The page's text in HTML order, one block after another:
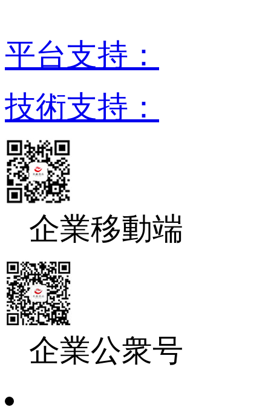
平台支持：
技術支持：
企業移動端
企業公衆号